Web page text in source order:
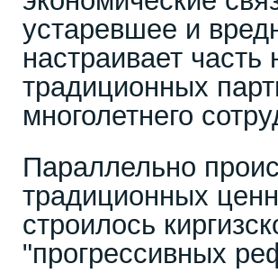
устаревшее и
настраивает
традиционных
многолетнего
Параллельно
традиционных
строилось
"прогрессивных